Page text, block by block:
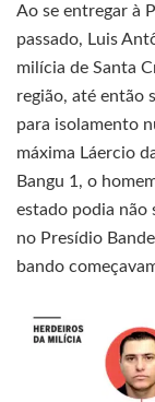
Ao se entregar à
passado, Luis
milícia de Santa
região, até então
para isolamento
máxima Láercio
Bangu 1, o
estado podia não
no Presídio
bando